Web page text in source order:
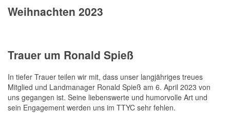
Weihnachten 2023
Trauer um Ronald Spieß
In tiefer Trauer teilen wir mit, dass unser langjähriges treues
Mitglied und Landmanager Ronald Spieß am 6. April 2023 von
uns gegangen ist. Seine liebenswerte und humorvolle Art und
sein Engagement werden uns im TTYC sehr fehlen.